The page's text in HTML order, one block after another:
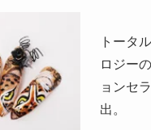
トータ
ロジー
ョンセ
出。